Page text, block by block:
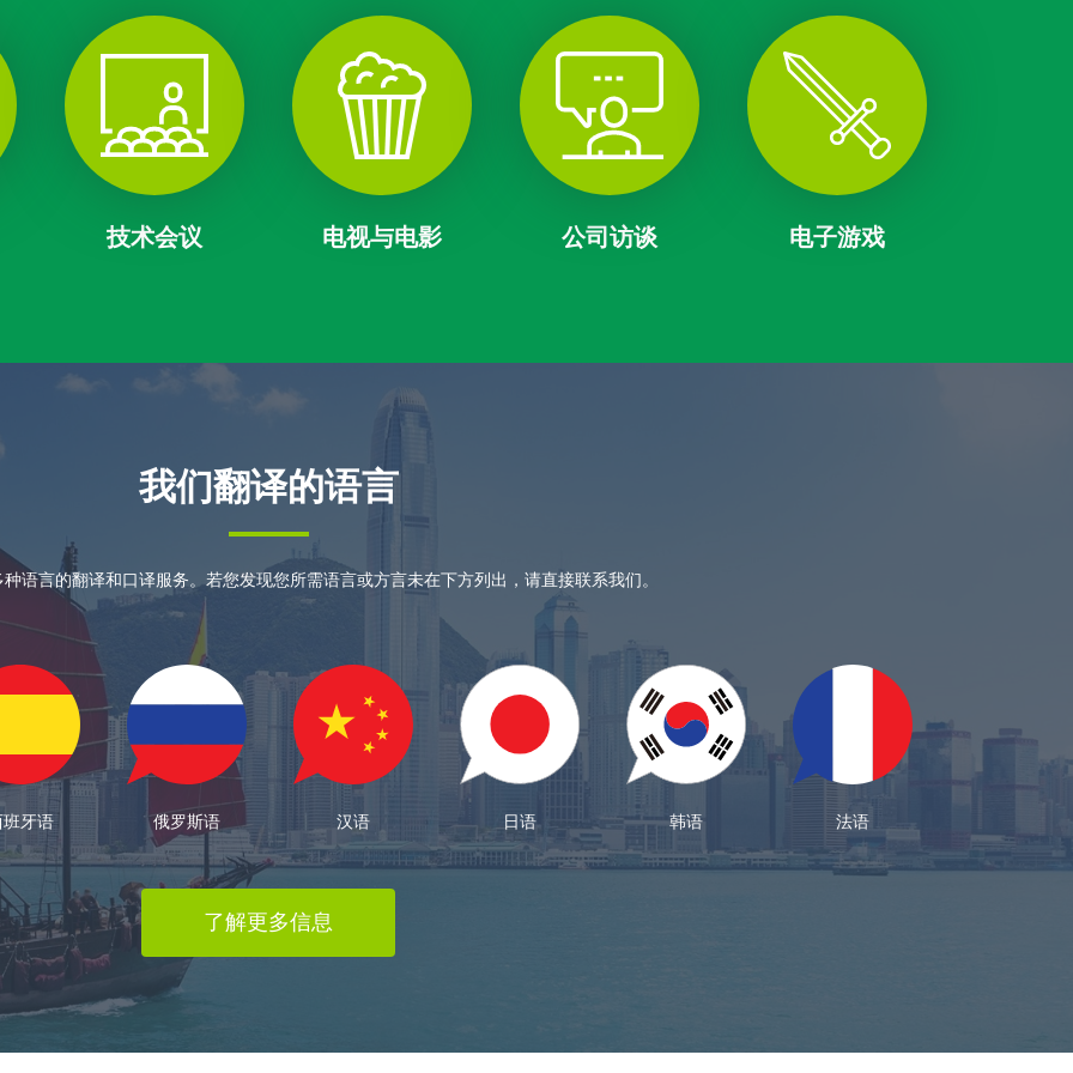
技术会议 电视与电影 公司访谈 电子游戏
我们翻译的语言
语言的翻译和口译服务。若您发现您所需语言或方言未在下方列出，请直接联系我们。
牙语 俄罗斯语 汉语 日语 韩语 法语
了解更多信息